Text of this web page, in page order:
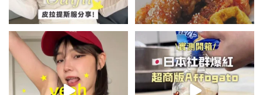
summer outfit⋆.˚✮🎧✮˚.⋆
夏日穿搭最需要單品！...
755 43
\🇯🇵日本爆紅!超商版Affogato
🍨☕️/
🏷️#吉推日本🇯🇵...
116 26